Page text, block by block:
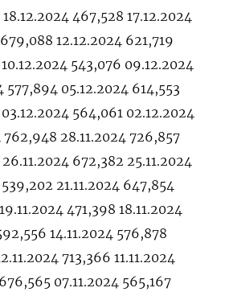
467,528 17.12.2024
12.12.2024 621,719
543,076 09.12.2024
05.12.2024 614,553
564,061 02.12.2024
28.11.2024 726,857
672,382 25.11.2024
21.11.2024 647,854
471,398 18.11.2024
14.11.2024 576,878
713,366 11.11.2024
07.11.2024 565,167